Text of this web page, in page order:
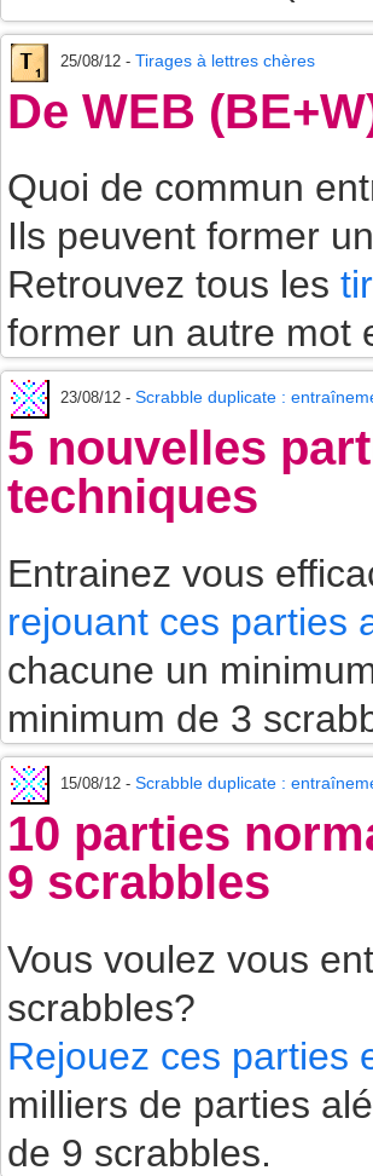
25/08/12 - Tirages à lettres chères
De WEB
Quoi de commun
Ils peuvent former
Retrouvez tous les
former un autre mot
23/08/12 - Scrabble duplicate :
5 nouvelles
techniques
Entrainez vous
rejouant ces parties
chacune un
minimum de 3
15/08/12 - Scrabble duplicate :
10 parties
9 scrabbles
Vous voulez vous
scrabbles?
Rejouez ces parties
milliers de parties
de 9 scrabbles.